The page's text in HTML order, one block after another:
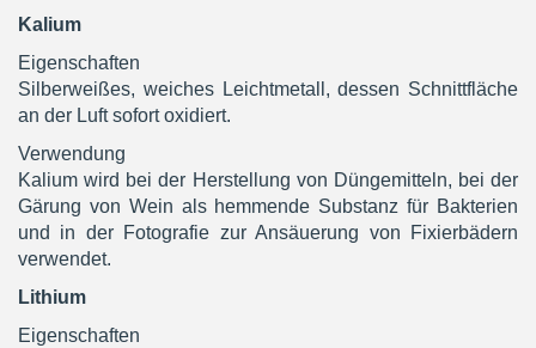
Kalium
Eigenschaften
Silberweißes, weiches Leichtmetall, dessen Schnittfläche
an der Luft sofort oxidiert.
Verwendung
Kalium wird bei der Herstellung von Düngemitteln, bei der
Gärung von Wein als hemmende Substanz für Bakterien
und in der Fotografie zur Ansäuerung von Fixierbädern
verwendet.
Lithium
Eigenschaften